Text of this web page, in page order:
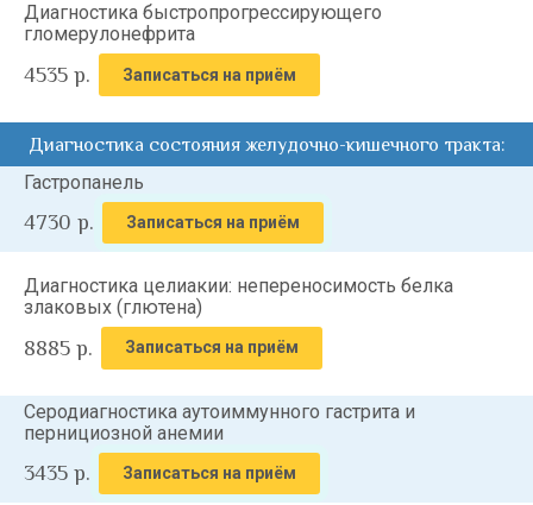
Диагностика быстропрогрессирующего
гломерулонефрита
4535 р. Записаться на приём
Диагностика состояния желудочно-кишечного тракта:
Гастропанель
4730 р. Записаться на приём
Диагностика целиакии: непереносимость белка
злаковых (глютена)
8885 р. Записаться на приём
Серодиагностика аутоиммунного гастрита и
пернициозной анемии
3435 р. Записаться на приём